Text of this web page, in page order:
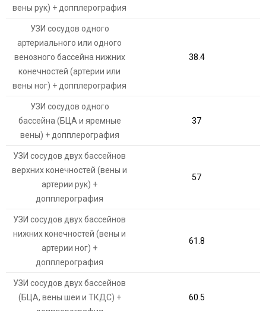
вены рук) + допплерография
УЗИ сосудов одного
артериального или одного
венозного бассейна нижних
конечностей (артерии или
вены ног) + допплерография
38.4
УЗИ сосудов одного
бассейна (БЦА и яремные
вены) + допплерография
37
УЗИ сосудов двух бассейнов
верхних конечностей (вены и
артерии рук) +
допплерография
57
УЗИ сосудов двух бассейнов
нижних конечностей (вены и
артерии ног) +
допплерография
61.8
УЗИ сосудов двух бассейнов
(БЦА, вены шеи и ТКДС) +
60.5